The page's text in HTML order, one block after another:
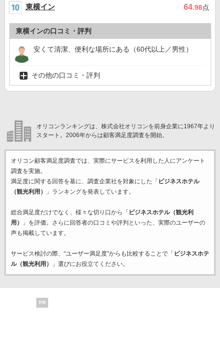
東横イン 64.98点
東横インの口コミ・評判
安くて清潔、便利な場所にある（60代以上／男性）
その他の口コミ・評判
オリコンランキングは、株式会社オリコンを前身企業に1967年より
スタート。2006年からは顧客満足度調査を開始。
オリコン顧客満足度調査では、実際にサービスを利用した 人にアンケート
調査を実施。
満足度に関する回答を基に、調査企業社を対象にした「 ビジネスホテル
（観光利用）
」ランキングを発表しています。
総合満足度だけでなく、様々な切り口から「 ビジネスホテル（観光利
用）
」を評価。さらに回答者の口コミや評判といった、実際のユーザーの
声も掲載しています。
サービス検討の際、“ユーザー満足度”からも比較することで「 ビジネスホテ
ル（観光利用）
」選びにお役立てください。
PR